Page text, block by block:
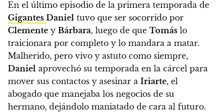
En el último episodio de la primera temporada de
Gigantes Daniel tuvo que ser socorrido por
Clemente y Bárbara, luego de que Tomás lo
traicionara por completo y lo mandara a matar.
Malherido, pero vivo y astuto como siempre,
Daniel aprovechó su temporada en la cárcel para
mover sus contactos y asesinar a Iriarte, el
abogado que manejaba los negocios de su
hermano, dejándolo maniatado de cara al futuro.